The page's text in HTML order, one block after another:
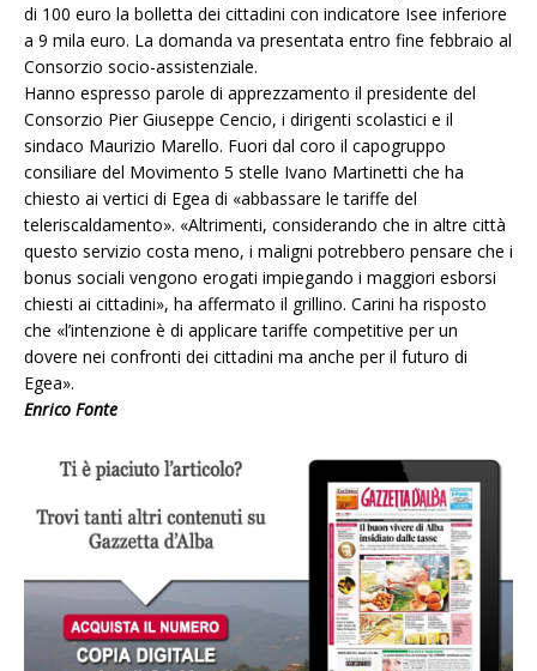
di 100 euro la bolletta dei cittadini con indicatore Isee inferiore
a 9 mila euro. La domanda va presentata entro fine febbraio al
Consorzio socio-assistenziale.
Hanno espresso parole di apprezzamento il presidente del
Consorzio Pier Giuseppe Cencio, i dirigenti scolastici e il
sindaco Maurizio Marello. Fuori dal coro il capogruppo
consiliare del Movimento 5 stelle Ivano Martinetti che ha
chiesto ai vertici di Egea di «abbassare le tariffe del
teleriscaldamento». «Altrimenti, considerando che in altre città
questo servizio costa meno, i maligni potrebbero pensare che i
bonus sociali vengono erogati impiegando i maggiori esborsi
chiesti ai cittadini», ha affermato il grillino. Carini ha risposto
che «l’intenzione è di applicare tariffe competitive per un
dovere nei confronti dei cittadini ma anche per il futuro di
Egea».
Enrico Fonte